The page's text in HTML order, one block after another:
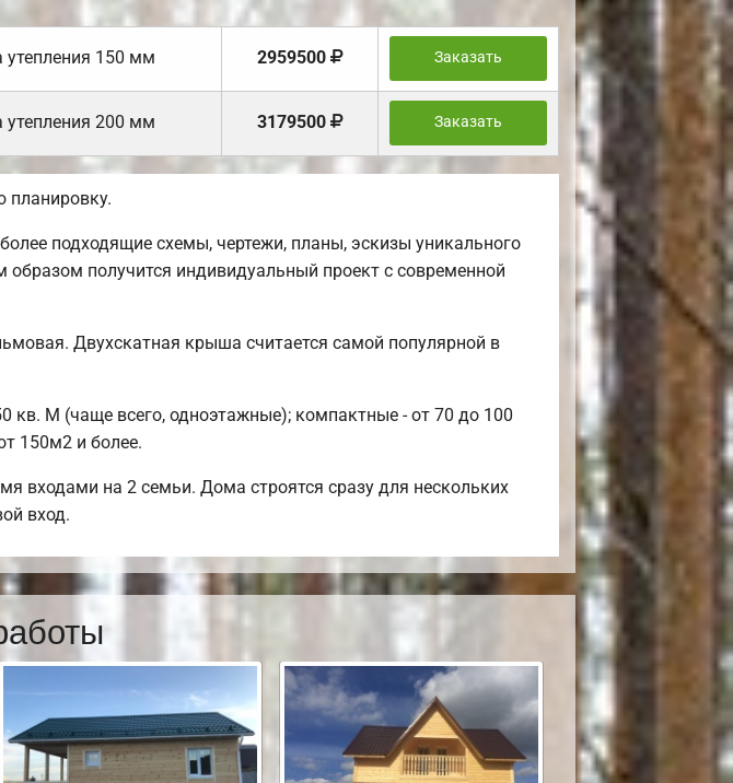
150 мм 2959500 Заказать
200 мм 3179500 Заказать
планировку.
подходящие схемы, чертежи, планы, эскизы уникального
получится индивидуальный проект с современной
Двухскатная крыша считается самой популярной в
М (чаще всего, одноэтажные); компактные - от 70 до 100
150м2 и более.
входами на 2 семьи. Дома строятся сразу для нескольких
вход.